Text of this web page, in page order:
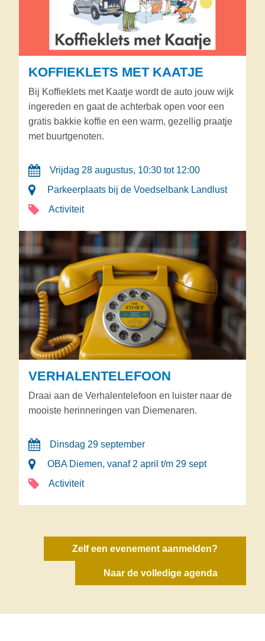
KOFFIEKLETS MET KAATJE
Bij Koffieklets met Kaatje wordt de auto jouw wijk
ingereden en gaat de achterbak open voor een
gratis bakkie koffie en een warm, gezellig praatje
met buurtgenoten.
Vrijdag 28 augustus, 10:30 tot 12:00
Parkeerplaats bij de Voedselbank Landlust
Activiteit
VERHALENTELEFOON
Draai aan de Verhalentelefoon en luister naar de
mooiste herinneringen van Diemenaren.
Dinsdag 29 september
OBA Diemen, vanaf 2 april t/m 29 sept
Activiteit
Zelf een evenement aanmelden?
Naar de volledige agenda